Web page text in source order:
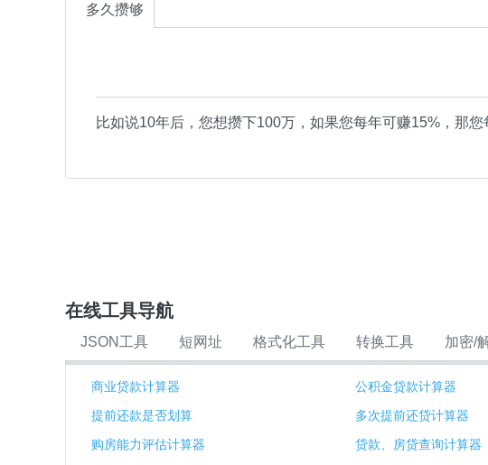
多久攒够
比如说10年后，您想攒下100万，如果您每年可赚15%，那您
在线工具导航
JSON工具 短网址 格式化工具 转换工具 加密/
商业贷款计算器 公积金贷款计算器
提前还款是否划算
多次提前还贷计算器
购房能力评估计算器
贷款、房贷查询计算器